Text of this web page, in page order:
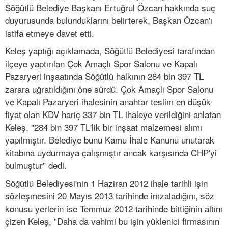
Söğütlü Belediye Başkanı Ertuğrul Özcan hakkında suç
duyurusunda bulunduklarını belirterek, Başkan Özcan'ı
istifa etmeye davet etti.
Keleş yaptığı açıklamada, Söğütlü Belediyesi tarafından
ilçeye yaptırılan Çok Amaçlı Spor Salonu ve Kapalı
Pazaryeri inşaatında Söğütlü halkının 284 bin 397 TL
zarara uğratıldığını öne sürdü. Çok Amaçlı Spor Salonu
ve Kapalı Pazaryeri ihalesinin anahtar teslim en düşük
fiyat olan KDV hariç 337 bin TL ihaleye verildiğini anlatan
Keleş, "284 bin 397 TL'lik bir inşaat malzemesi alımı
yapılmıştır. Belediye bunu Kamu İhale Kanunu unutarak
kitabına uydurmaya çalışmıştır ancak karşısında CHP'yi
bulmuştur" dedi.
Söğütlü Belediyesi'nin 1 Haziran 2012 ihale tarihli işin
sözleşmesini 20 Mayıs 2013 tarihinde imzaladığını, söz
konusu yerlerin ise Temmuz 2012 tarihinde bittiğinin altını
çizen Keleş, "Daha da vahimi bu işin yüklenici firmasının